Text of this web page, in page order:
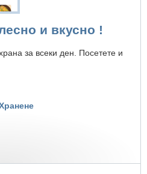
и вкусно !
за всеки ден. Посетете и